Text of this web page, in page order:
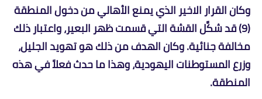
وكان القرار الاخير الذي يمنع الأهالي من دخول المنطقة
(9) قد شكَّل القشة التي قسمت ظهر البعير، واعتبار ذلك
مخالفة جنائية. وكان الهدف من ذلك هو تهويد الجليل،
وزرع المستوطنات اليهودية، وهذا ما حدث فعلاً في هذه
المنطقة.